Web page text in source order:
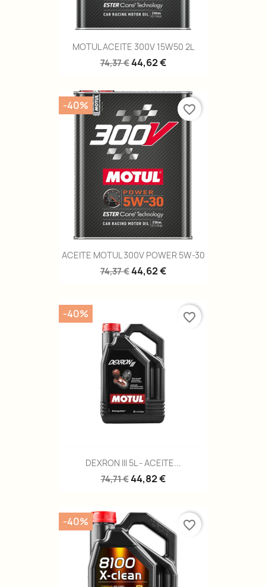
MOTUL ACEITE 300V 15W50 2L
74,37 €44,62 €
ACEITE MOTUL 300V POWER 5W-30
74,37 €44,62 €
-40% favorite_border
DEXRON III 5L - ACEITE...
74,71 €44,82 €
-40% favorite_border
-40% favorite_border